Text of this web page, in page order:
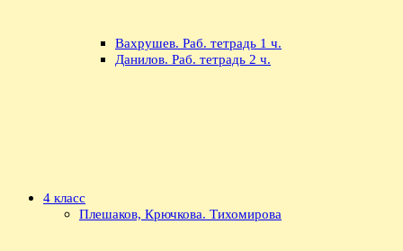
Вахрушев. Раб. тетрадь 1 ч.
Данилов. Раб. тетрадь 2 ч.
4 класс
Плешаков, Крючкова. Тихомирова